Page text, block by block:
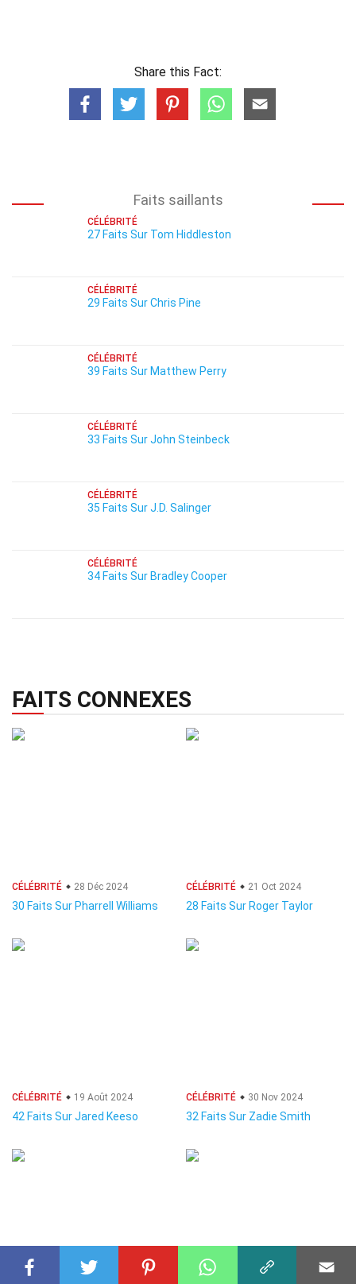
Share this Fact:
Faits saillants
CÉLÉBRITÉ
27 Faits Sur Tom Hiddleston
CÉLÉBRITÉ
29 Faits Sur Chris Pine
CÉLÉBRITÉ
39 Faits Sur Matthew Perry
CÉLÉBRITÉ
33 Faits Sur John Steinbeck
CÉLÉBRITÉ
35 Faits Sur J.D. Salinger
CÉLÉBRITÉ
34 Faits Sur Bradley Cooper
FAITS CONNEXES
CÉLÉBRITÉ 28 Déc 2024
30 Faits Sur Pharrell Williams
CÉLÉBRITÉ 21 Oct 2024
28 Faits Sur Roger Taylor
CÉLÉBRITÉ 19 Août 2024
42 Faits Sur Jared Keeso
CÉLÉBRITÉ 30 Nov 2024
32 Faits Sur Zadie Smith